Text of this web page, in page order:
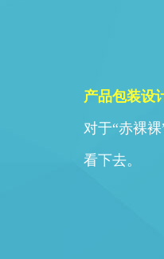
产品包装设
对于“赤裸
看下去。